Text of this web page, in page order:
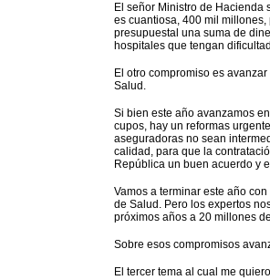
El señor Ministro de
es cuantiosa, 400 mil
presupuestal una suma de
hospitales que tengan
El otro compromiso es
Salud.
Si bien este año avanzamos
cupos, hay un reformas
aseguradoras no sean
calidad, para que la
República un buen acuerdo y
Vamos a terminar este año
de Salud. Pero los expertos
próximos años a 20 millones
Sobre esos compromisos
El tercer tema al cual me